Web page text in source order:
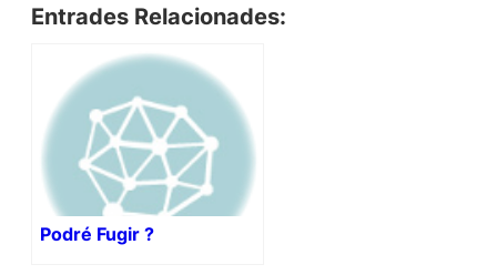
Entrades Relacionades:
Podré Fugir ?